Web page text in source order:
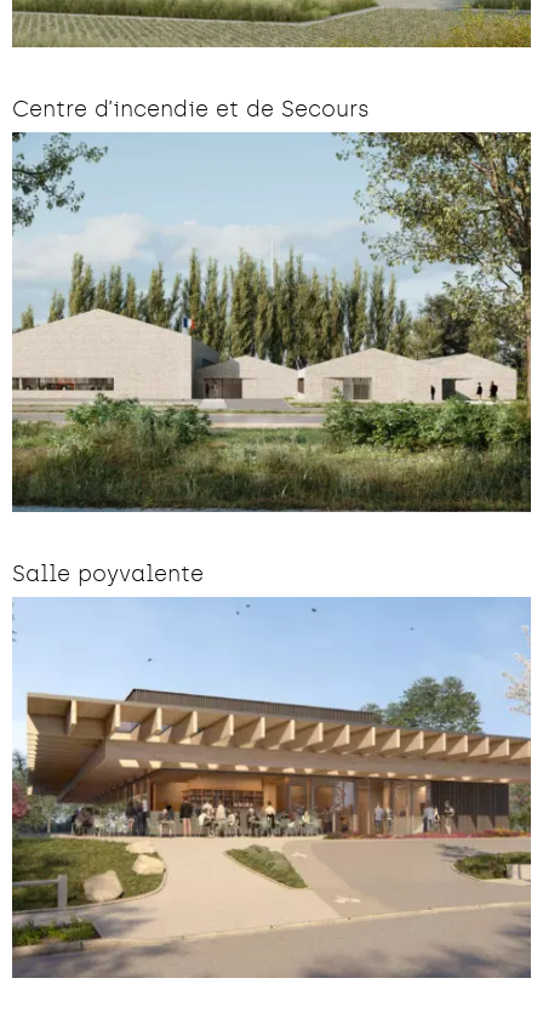
Centre d’incendie et de Secours
Salle poyvalente